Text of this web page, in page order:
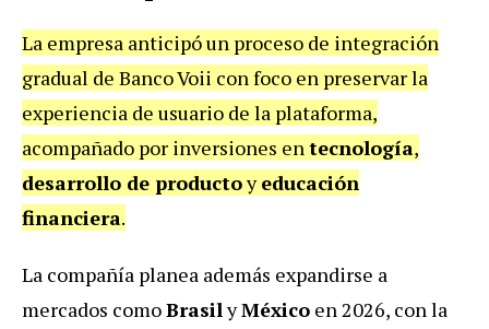
La empresa anticipó un proceso de integración
gradual de Banco Voii con foco en preservar la
experiencia de usuario de la plataforma,
acompañado por inversiones entecnología,
desarrollo de productoyeducación
financiera.
La compañía planea además expandirse a
mercados comoBrasilyMéxico en 2026, con la